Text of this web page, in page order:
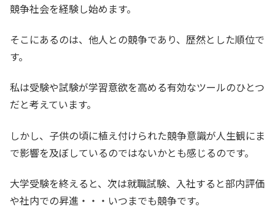
競争社会を経験し始めます。
そこにあるのは、他人との競争であり、歴然とした順位で
す。
私は受験や試験が学習意欲を高める有効なツールのひとつ
だと考えています。
しかし、子供の頃に植え付けられた競争意識が人生観にま
で影響を及ぼしているのではないかとも感じるのです。
大学受験を終えると、次は就職試験、入社すると部内評価
や社内での昇進・・・いつまでも競争です。